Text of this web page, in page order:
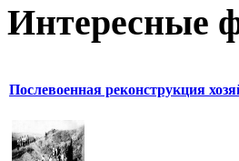
Интересные
Послевоенная реконструкция